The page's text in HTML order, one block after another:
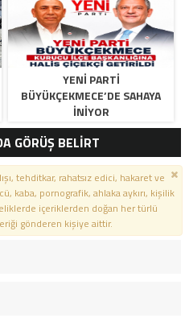
YENİ PARTİ
BÜYÜKÇEKMECE’DE SAHAYA
İNİYOR
GÖRÜŞ BELİRT
tehditkar, rahatsız edici, hakaret ve
kaba, pornografik, ahlaka aykırı, kişilik
içeriklerden doğan her türlü
gönderen kişiye aittir.